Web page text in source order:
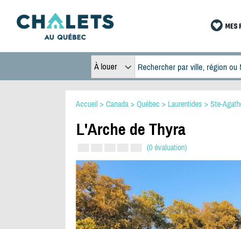
MES
À louer
Accueil > Canada> Québec > Laurentides > Ste-
L'Arche de Thyra
(0 évaluation)